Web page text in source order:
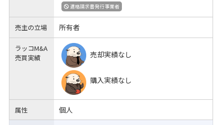
適格請求書発行事業者
売主の立場 所有者
ラッコM&A
売買実績
売却実績なし
購入実績なし
属性 個人